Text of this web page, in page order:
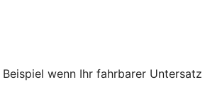
wenn Ihr fahrbarer